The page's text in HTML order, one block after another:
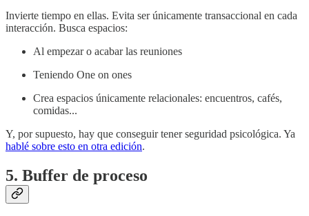
Invierte tiempo en ellas. Evita ser únicamente transaccional en cada
interacción. Busca espacios:
Al empezar o acabar las reuniones
Teniendo One on ones
Crea espacios únicamente relacionales: encuentros, cafés,
comidas...
Y, por supuesto, hay que conseguir tener seguridad psicológica. Ya
hablé sobre esto en otra edición.
5. Buffer de proceso